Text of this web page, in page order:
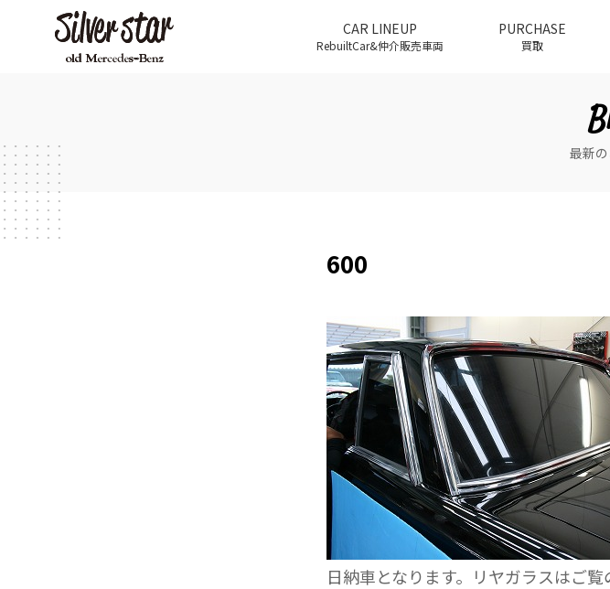
CAR LINEUP
RebuiltCar&仲介販売車両
PURCHASE
買取
最新
600
日納車となります。リヤガラスはご